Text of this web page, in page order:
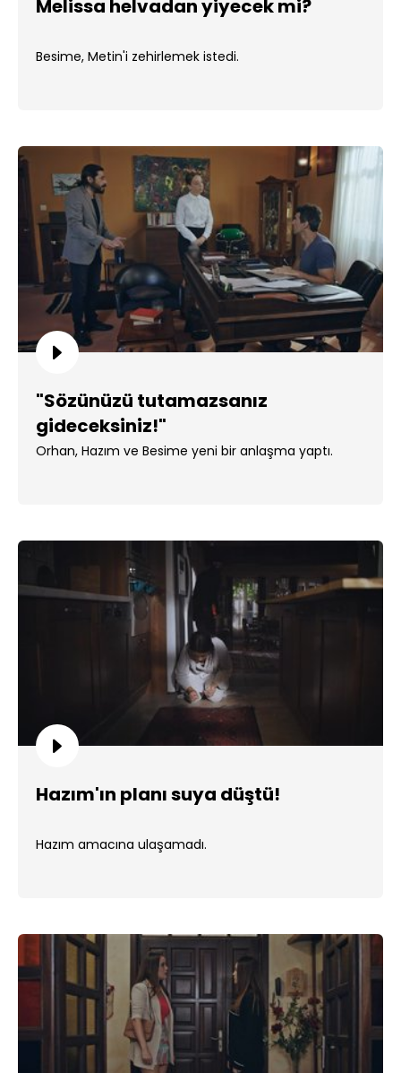
Melissa helvadan yiyecek mi?
Besime, Metin'i zehirlemek istedi.
"Sözünüzü tutamazsanız
gideceksiniz!"
Orhan, Hazım ve Besime yeni bir anlaşma yaptı.
Hazım'ın planı suya düştü!
Hazım amacına ulaşamadı.